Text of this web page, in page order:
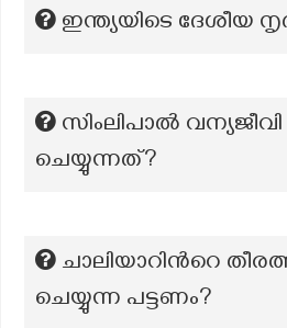
ഇന്ത്യയിടെ ദേശീയ
സിംലിപാൽ
ചെയ്യുന്നത്?
ചാലിയാറിന്‍റെ
ചെയ്യുന്ന പട്ടണം?